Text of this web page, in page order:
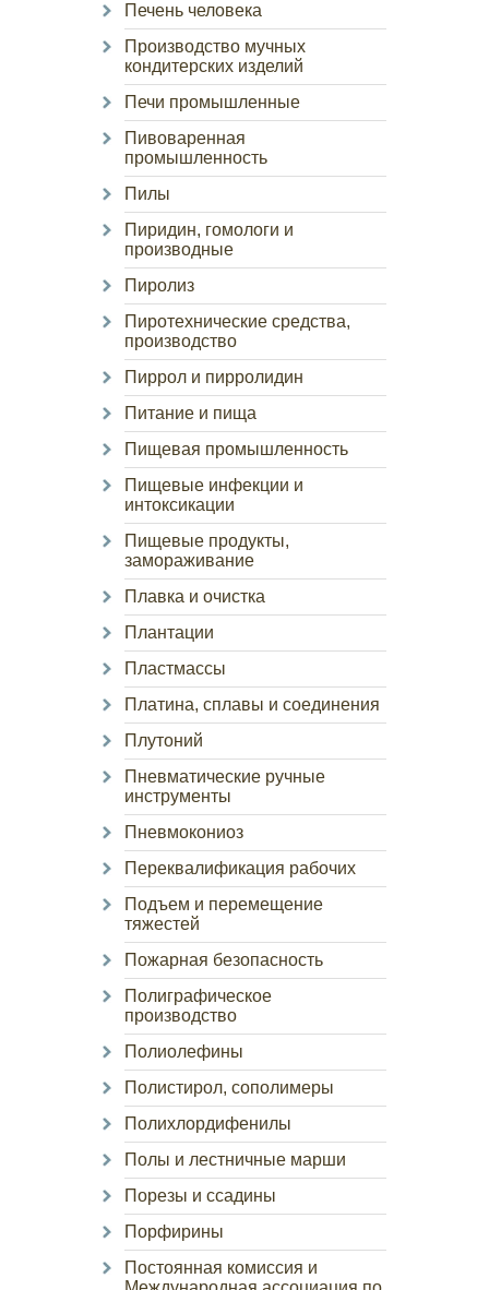
Печень человека
Производство мучных
кондитерских изделий
Печи промышленные
Пивоваренная
промышленность
Пилы
Пиридин, гомологи и
производные
Пиролиз
Пиротехнические средства,
производство
Пиррол и пирролидин
Питание и пища
Пищевая промышленность
Пищевые инфекции и
интоксикации
Пищевые продукты,
замораживание
Плавка и очистка
Плантации
Пластмассы
Платина, сплавы и соединения
Плутоний
Пневматические ручные
инструменты
Пневмокониоз
Переквалификация рабочих
Подъем и перемещение
тяжестей
Пожарная безопасность
Полиграфическое
производство
Полиолефины
Полистирол, сополимеры
Полихлордифенилы
Полы и лестничные марши
Порезы и ссадины
Порфирины
Постоянная комиссия и